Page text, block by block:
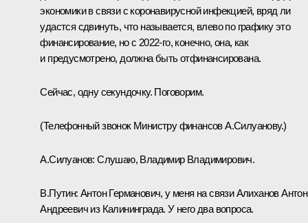
экономики в связи с коронавирусной инфекцией, вряд ли
удастся сдвинуть, что называется, влево по графику это
финансирование, но с 2022‑го, конечно, она, как
и предусмотрено, должна быть отфинансирована.
Сейчас, одну секундочку. Поговорим.
(Телефонный звонок Министру финансов А.Силуанову.)
А.Силуанов:Слушаю, Владимир Владимирович.
В.Путин: Антон Германович, у меня на связи Алиханов Антон
Андреевич из Калининграда. У него два вопроса.